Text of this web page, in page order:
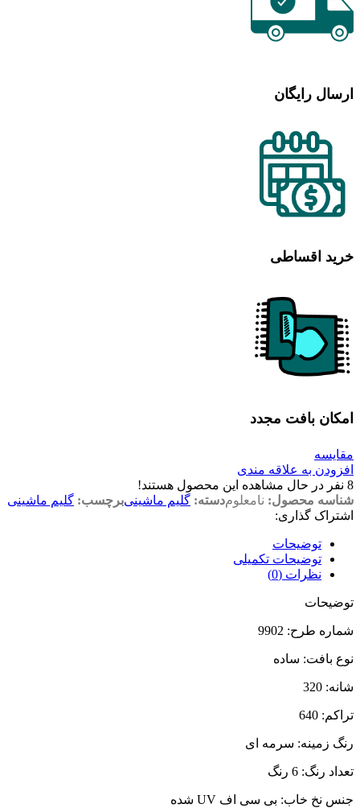
ارسال رایگان
خرید اقساطی
امکان بافت مجدد
مقایسه
افزودن به علاقه مندی
8 نفر در حال مشاهده این محصول هستند!
شناسه محصول: نامعلومدسته: گلیم ماشینیبرچسب: گلیم ماشینی
اشتراک گذاری:
توضیحات
توضیحات تکمیلی
نظرات (0)
توضیحات
شماره طرح: 9902
نوع بافت:‌ ساده
شانه:‌ 320
تراکم:‌ 640
رنگ زمینه: سرمه ای
تعداد رنگ: 6 رنگ
جنس نخ خاب: بی سی اف UV شده